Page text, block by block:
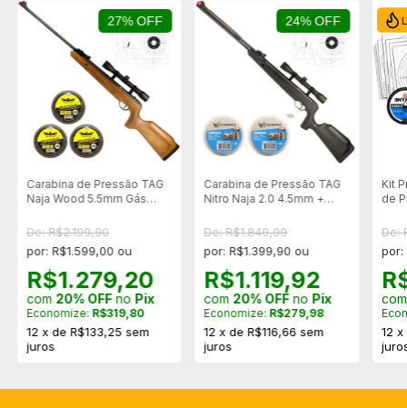
27% OFF
Carabina de Pressão TAG
Naja Wood 5.5mm Gás
De: R$2.199,90
por: R$1.599,00 ou
R$1.279,20
com 20% OFFno Pix
Economize: R$319,80
12 x de R$133,25 sem
juros
24% OFF
Carabina de Pressão TAG
Nitro Naja 2.0 4.5mm +
De: R$1.849,99
por: R$1.399,90 ou
R$1.119,92
com 20% OFFno Pix
Economize: R$279,98
12 xdeR$116,66 sem
juros
Kit
de
De:
por:
12 x